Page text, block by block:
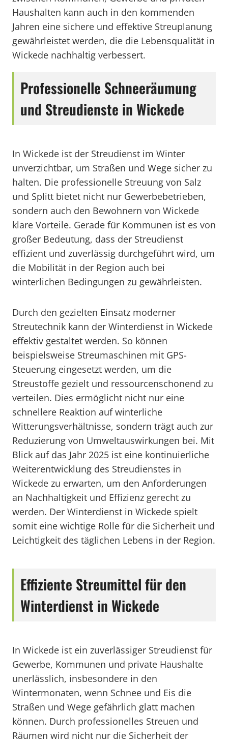
Haushalten kann auch in den kommenden
Jahren eine sichere und effektive Streuplanung
gewährleistet werden, die die Lebensqualität in
Wickede nachhaltig verbessert.
Professionelle Schneeräumung
und Streudienste in Wickede
In Wickede ist der Streudienst im Winter
unverzichtbar, um Straßen und Wege sicher zu
halten. Die professionelle Streuung von Salz
und Splitt bietet nicht nur Gewerbebetrieben,
sondern auch den Bewohnern von Wickede
klare Vorteile. Gerade für Kommunen ist es von
großer Bedeutung, dass der Streudienst
effizient und zuverlässig durchgeführt wird, um
die Mobilität in der Region auch bei
winterlichen Bedingungen zu gewährleisten.
Durch den gezielten Einsatz moderner
Streutechnik kann der Winterdienst in Wickede
effektiv gestaltet werden. So können
beispielsweise Streumaschinen mit GPS-
Steuerung eingesetzt werden, um die
Streustoffe gezielt und ressourcenschonend zu
verteilen. Dies ermöglicht nicht nur eine
schnellere Reaktion auf winterliche
Witterungsverhältnisse, sondern trägt auch zur
Reduzierung von Umweltauswirkungen bei. Mit
Blick auf das Jahr 2025 ist eine kontinuierliche
Weiterentwicklung des Streudienstes in
Wickede zu erwarten, um den Anforderungen
an Nachhaltigkeit und Effizienz gerecht zu
werden. Der Winterdienst in Wickede spielt
somit eine wichtige Rolle für die Sicherheit und
Leichtigkeit des täglichen Lebens in der Region.
Effiziente Streumittel für den
Winterdienst in Wickede
In Wickede ist ein zuverlässiger Streudienst für
Gewerbe, Kommunen und private Haushalte
unerlässlich, insbesondere in den
Wintermonaten, wenn Schnee und Eis die
Straßen und Wege gefährlich glatt machen
können. Durch professionelles Streuen und
Räumen wird nicht nur die Sicherheit der